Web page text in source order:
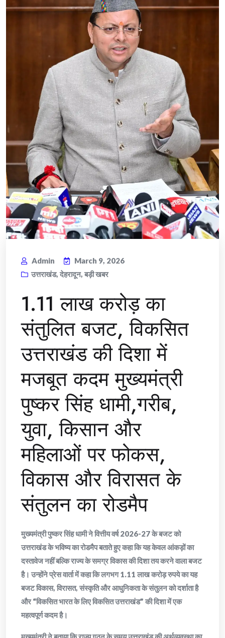
Admin
March 9, 2026
उत्तराखंड, देहरादून, बड़ी खबर
1.11 लाख करोड़ का
संतुलित बजट, विकसित
उत्तराखंड की दिशा में
मजबूत कदम मुख्यमंत्री
पुष्कर सिंह धामी,गरीब,
युवा, किसान और
महिलाओं पर फोकस,
विकास और विरासत के
संतुलन का रोडमैप
मुख्यमंत्री पुष्कर सिंह धामी ने वित्तीय वर्ष 2026-27 के बजट को
उत्तराखंड के भविष्य का रोडमैप बताते हुए कहा कि यह केवल आंकड़ों का
दस्तावेज नहीं बल्कि राज्य के समग्र विकास की दिशा तय करने वाला बजट
है। उन्होंने प्रेस वार्ता में कहा कि लगभग 1.11 लाख करोड़ रुपये का यह
बजट विकास, विरासत, संस्कृति और आधुनिकता के संतुलन को दर्शाता है
और “विकसित भारत के लिए विकसित उत्तराखंड” की दिशा में एक
महत्वपूर्ण कदम है।